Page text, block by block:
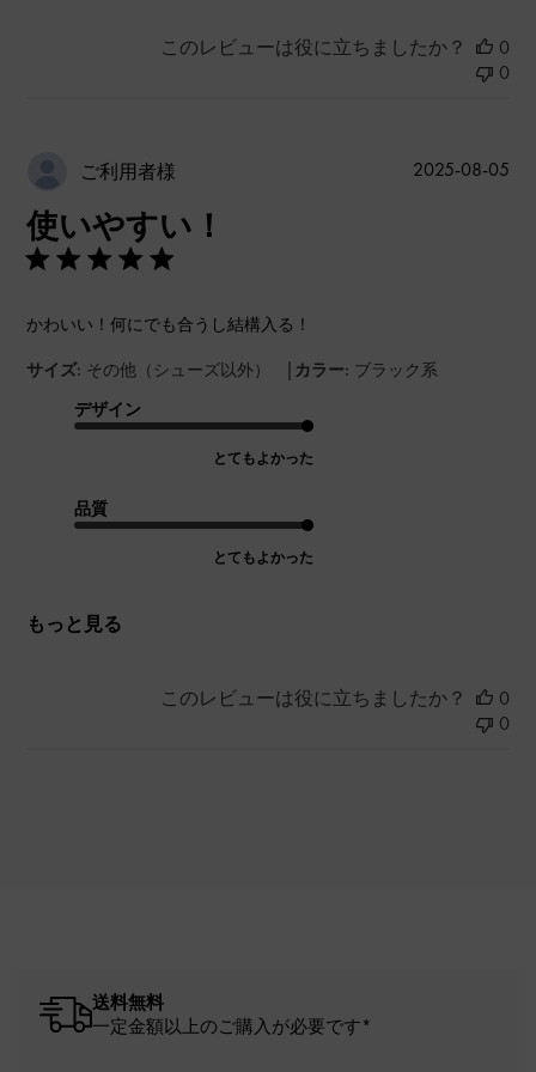
このレビューは役に立ちましたか？
0
0
ご利用者様
使いやすい！
かわいい！何にでも合うし結構入る！
サイズ: その他（シューズ以外） | カラー: ブラック系
デザイン
とてもよかった
品質
とてもよかった
もっと見る
公
2025-08-05
このレビューは役に立ちましたか？
0
0
送料無料
一定金額以上のご購入が必要です*